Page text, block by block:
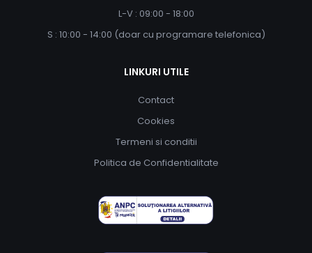
L-V : 09:00 - 18:00
S : 10:00 - 14:00 (doar cu programare telefonica)
LINKURI UTILE
Contact
Cookies
Termeni si conditii
Politica de Confidentialitate